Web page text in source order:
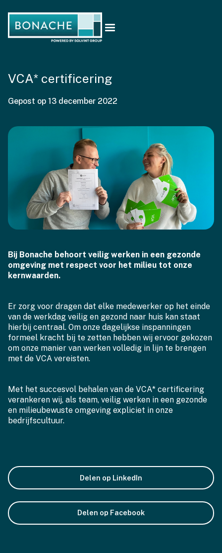
VCA* certificering
Gepost op 13 december 2022
Bij Bonache behoort veilig werken in een gezonde
omgeving met respect voor het milieu tot onze
kernwaarden.
Er zorg voor dragen dat elke medewerker op het einde
van de werkdag veilig en gezond naar huis kan staat
hierbij centraal. Om onze dagelijkse inspanningen
formeel kracht bij te zetten hebben wij ervoor gekozen
om onze manier van werken volledig in lijn te brengen
met de VCA vereisten.
Met het succesvol behalen van de VCA* certificering
verankeren wij, als team, veilig werken in een gezonde
en milieubewuste omgeving expliciet in onze
bedrijfscultuur.
Delen op LinkedIn
Delen op Facebook